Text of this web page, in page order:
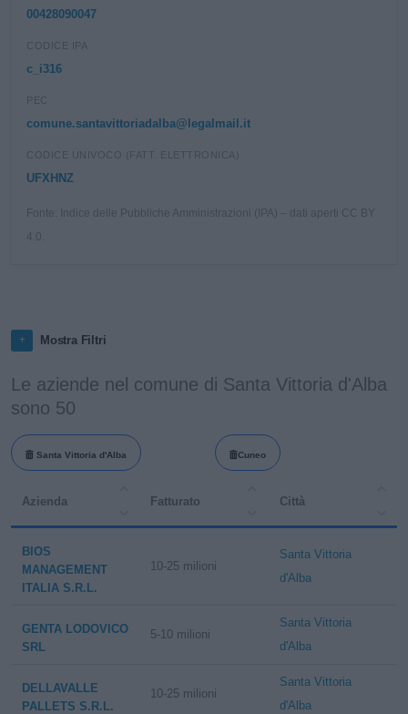
00428090047
CODICE IPA
c_i316
PEC
comune.santavittoriadalba@legalmail.it
CODICE UNIVOCO (FATT. ELETTRONICA)
UFXHNZ
Fonte: Indice delle Pubbliche Amministrazioni (IPA) – dati aperti CC BY
Mostra Filtri
Le aziende nel comune di Santa Vittoria d'Alba
sono 50
Santa Vittoria d'Alba Cuneo
Azienda Fatturato Città
BIOS
MANAGEMENT
ITALIA S.R.L.
10-25 milioni
Santa Vittoria
d'Alba
GENTA LODOVICO
SRL
5-10 milioni
Santa Vittoria
d'Alba
DELLAVALLE
PALLETS S.R.L.
10-25 milioni
Santa Vittoria
d'Alba